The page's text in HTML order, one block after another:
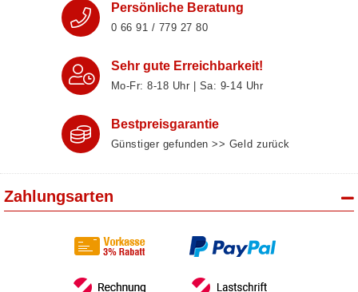
Persönliche Beratung
0 66 91 / 779 27 80
Sehr gute Erreichbarkeit!
Mo-Fr: 8‑18 Uhr | Sa: 9‑14 Uhr
Bestpreisgarantie
Günstiger gefunden >> Geld zurück
Zahlungsarten